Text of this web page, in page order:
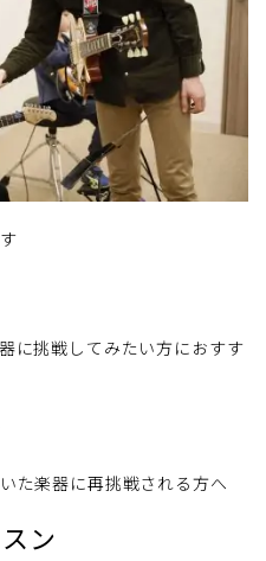
に挑戦してみたい方におすす
た楽器に再挑戦される方へ
ン